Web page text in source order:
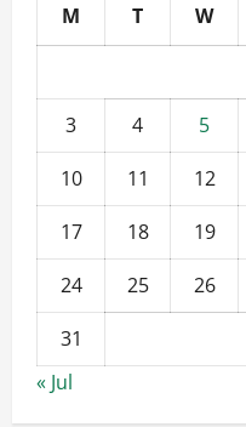
M T W
3
4 5
10
11 12
17
18 19
24
25 26
31
« Jul